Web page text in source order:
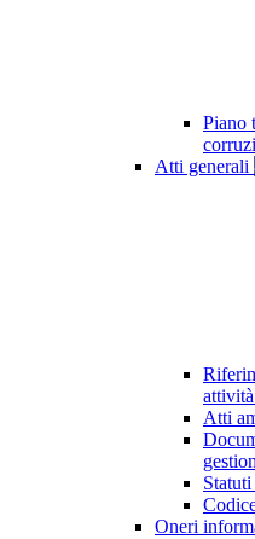
Piano
Atti generali
attività
Atti
Oneri